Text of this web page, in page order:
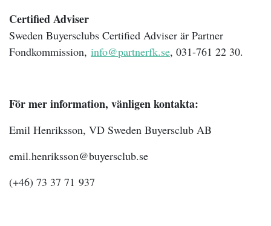
Certified Adviser
Sweden Buyersclubs Certified Adviser är Partner
Fondkommission, info@partnerfk.se, 031-761 22 30.
För mer information, vänligen kontakta:
Emil Henriksson, VD Sweden Buyersclub AB
emil.henriksson@buyersclub.se
(+46) 73 37 71 937